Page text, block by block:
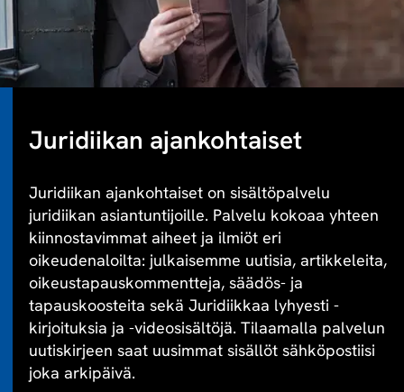
Juridiikan ajankohtaiset
Juridiikan ajankohtaiset on sisältöpalvelu
juridiikan asiantuntijoille. Palvelu kokoaa yhteen
kiinnostavimmat aiheet ja ilmiöt eri
oikeudenaloilta: julkaisemme uutisia, artikkeleita,
oikeustapauskommentteja, säädös- ja
tapauskoosteita sekä Juridiikkaa lyhyesti -
kirjoituksia ja -videosisältöjä. Tilaamalla palvelun
uutiskirjeen saat uusimmat sisällöt sähköpostiisi
joka arkipäivä.